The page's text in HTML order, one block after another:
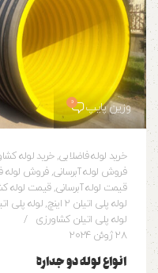
وزین پایپ 0
خرید لوله فاضلابی,خرید لوله
فروش لوله آبرسانی,فروش لوله
قیمت لوله آبرسانی,قیمت لوله
لوله پلی اتیلن 2 اینچ
, لوله پلی
لوله پلی اتیلن کشاورزی
28 ژوئن 2024
انواع لوله دو جداره